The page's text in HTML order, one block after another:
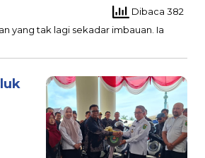
Dibaca 382
yang tak lagi sekadar imbauan. Ia